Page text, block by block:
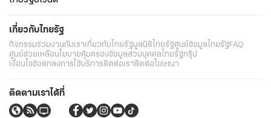
เกี่ยวกับไทยรัฐ
กิจกรรมร่วมงานกับเราเกี่ยวกับไทยรัฐมูลนิธิไทยรัฐศูนย์ข้อมูลไทยรัฐFAQ
ศูนย์ช่วยเหลือนโยบายคุ้มครองข้อมูลส่วนบุคคลไทยรัฐกรุ๊ป
เงื่อนไขข้อตกลงการใช้บริการติดต่อเราติดต่อโฆษณา
ติดตามเราได้ที่